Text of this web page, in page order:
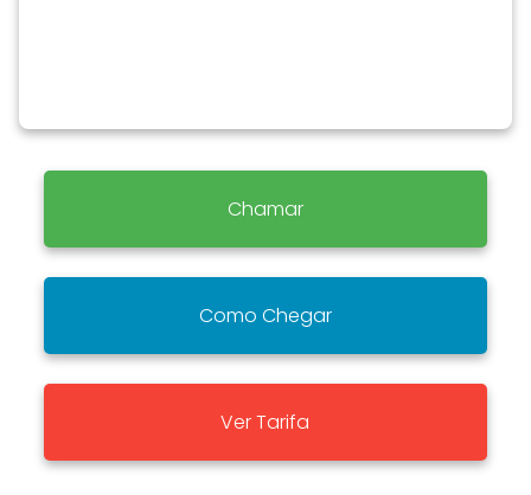
Chamar
Como Chegar
Ver Tarifa